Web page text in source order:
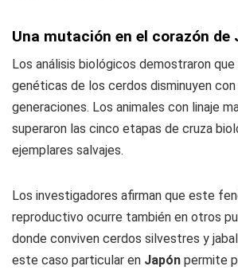
Una mutación en el corazón de
Los análisis biológicos demostraron
genéticas de los cerdos disminuyen
generaciones. Los animales con linaje
superaron las cinco etapas de cruza
ejemplares salvajes.
Los investigadores afirman que este
reproductivo ocurre también en otros
donde conviven cerdos silvestres y
este caso particular en Japón permite